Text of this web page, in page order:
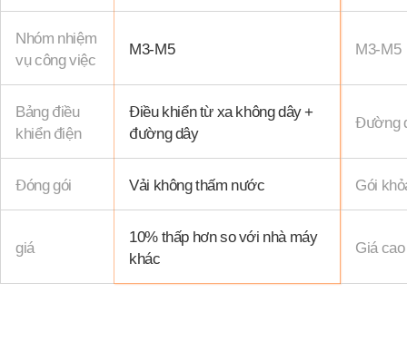
Nhóm nhiệm
vụ công việc
M3-M5 M3-M5
Bảng điều
khiển điện
Điều khiển từ xa không dây +
đường dây
Đường
Đóng gói Vải không thấm nước Gói
giá
10% thấp hơn so với nhà máy
khác
Giá